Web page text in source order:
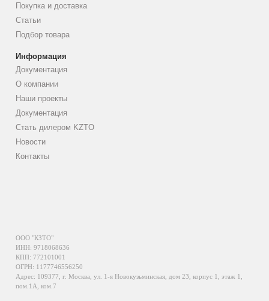
Покупка и доставка
Статьи
Подбор товара
Информация
Документация
О компании
Наши проекты
Документация
Стать дилером KZTO
Новости
Контакты
ООО "КЗТО"
ИНН: 9718068636
КПП: 772101001
ОГРН: 1177746556250
Адрес: 109377, г. Москва, ул. 1-я Новокузьминская, дом 23, корпус 1, этаж 1,
пом.1А, ком.7